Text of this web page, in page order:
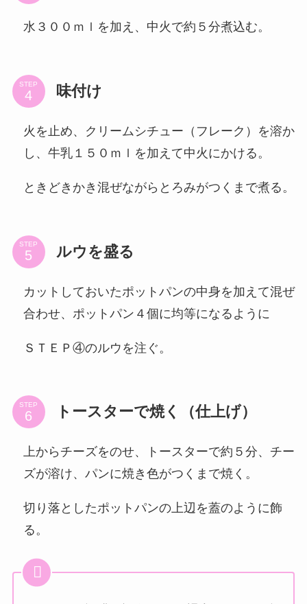
水３００ｍｌを加え、中火で約５分煮込む。
STEP 味付け
火を止め、クリームシチュー（フレーク）を溶か
し、牛乳１５０ｍｌを加えて中火にかける。
ときどきかき混ぜながらとろみがつくまで煮る。
STEP ルウを盛る
カットしておいたポットパンの中身を加えて混ぜ
合わせ、ポットパン４個に均等になるように
ＳＴＥＰ④のルウを注ぐ。
STEP トースターで焼く（仕上げ）
上からチーズをのせ、トースターで約５分、チー
ズが溶け、パンに焼き色がつくまで焼く。
切り落としたポットパンの上辺を蓋のように飾
る。